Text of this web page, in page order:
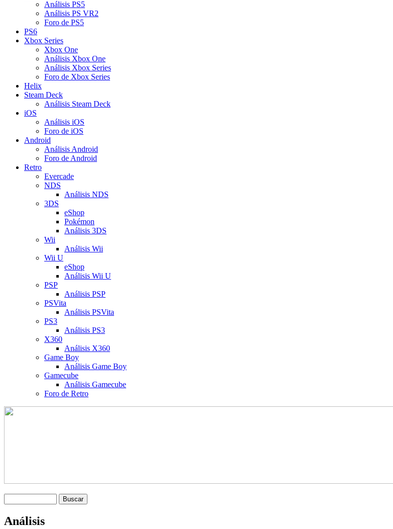
Análisis PS5
Análisis PS VR2
Foro de PS5
PS6
Xbox Series
Xbox One
Análisis Xbox One
Análisis Xbox Series
Foro de Xbox Series
Helix
Steam Deck
Análisis Steam Deck
iOS
Análisis iOS
Foro de iOS
Android
Análisis Android
Foro de Android
Retro
Evercade
NDS
Análisis NDS
3DS
eShop
Pokémon
Análisis 3DS
Wii
Análisis Wii
Wii U
eShop
Análisis Wii U
PSP
Análisis PSP
PSVita
Análisis PSVita
PS3
Análisis PS3
X360
Análisis X360
Game Boy
Análisis Game Boy
Gamecube
Análisis Gamecube
Foro de Retro
Análisis